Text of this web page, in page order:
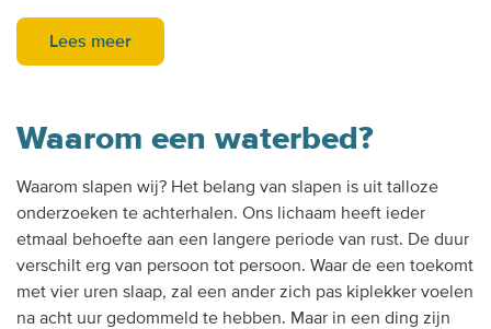
Lees meer
Waarom een waterbed?
Waarom slapen wij? Het belang van slapen is uit talloze
onderzoeken te achterhalen. Ons lichaam heeft ieder
etmaal behoefte aan een langere periode van rust. De duur
verschilt erg van persoon tot persoon. Waar de een toekomt
met vier uren slaap, zal een ander zich pas kiplekker voelen
na acht uur gedommeld te hebben. Maar in een ding zijn